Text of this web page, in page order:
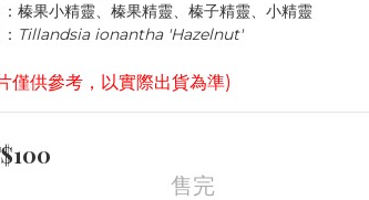
榛果小精靈、榛果精靈、榛子精靈、小精靈
Tillandsia ionantha 'Hazelnut'
僅供參考，以實際出貨為準)
售完